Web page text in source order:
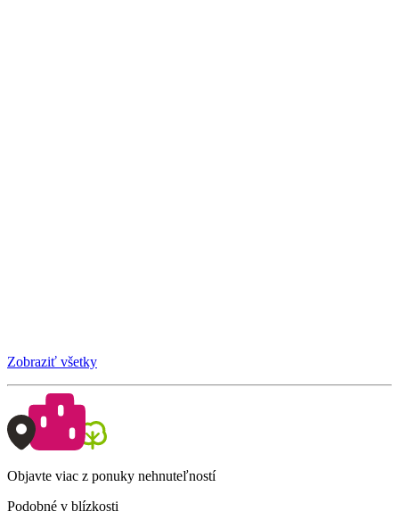
Zobraziť všetky
Objavte viac z ponuky nehnuteľností
Podobné v blízkosti